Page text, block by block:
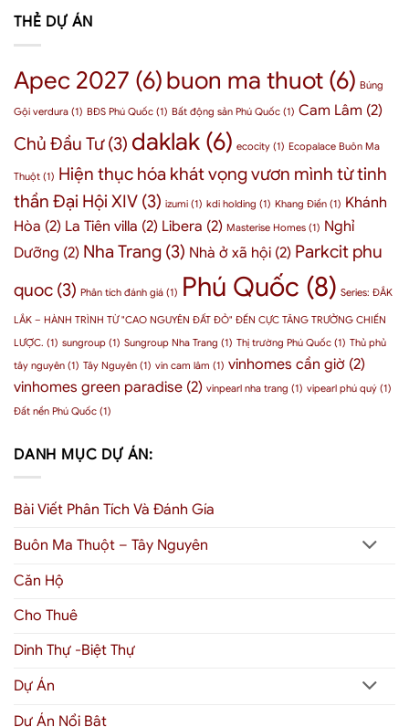
BMT
như
nào?
thầm
nhưng
quyền
lực
3
số
nội
chứng
hội
tư
Quốc
doanh
2026
THẺ DỰ ÁN
Apec 2027 (6)buon ma thuot (6) Búng
Gội verdura (1) BĐS Phú Quốc (1) Bất động sản Phú Quốc (1) Cam Lâm (2)
Chủ Đầu Tư(3) daklak (6) ecocity (1) Ecopalace Buôn Ma
Thuột (1) Hiện thục hóa khát vọng vươn mình từ tinh
thần Đại Hội XIV (3) izumi (1) kdi holding (1) Khang Điền (1) Khánh
Hòa (2) La Tiên villa (2) Libera (2) Masterise Homes (1) Nghỉ
Dưỡng (2) Nha Trang (3) Nhà ở xã hội (2) Parkcit phu
quoc (3) Phân tích đánh giá (1) Phú Quốc (8) Series: ĐẮK
LẮK – HÀNH TRÌNH TỪ "CAO NGUYÊN ĐẤT ĐỎ" ĐẾN CỰC TĂNG TRƯỞNG CHIẾN
LƯỢC. (1) sungroup (1) Sungroup Nha Trang (1) Thị trường Phú Quốc (1) Thủ phủ
tây nguyên (1) Tây Nguyên (1) vin cam lâm (1) vinhomes cần giờ (2)
vinhomes green paradise (2) vinpearl nha trang (1) vipearl phú quý (1)
Đất nền Phú Quốc (1)
DANH MỤC DỰ ÁN:
Bài Viết Phân Tích Và Đánh Gía
Buôn Ma Thuột – Tây Nguyên
Căn Hộ
Cho Thuê
Dinh Thự -Biệt Thự
Dự Án
Dự Án Nổi Bật